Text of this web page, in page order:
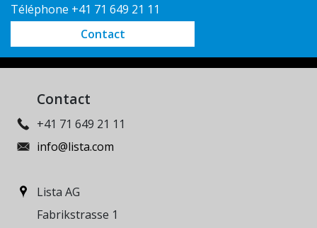
Téléphone +41 71 649 21 11
Contact
Contact
+41 71 649 21 11
info@lista.com
Lista AG
Fabrikstrasse 1